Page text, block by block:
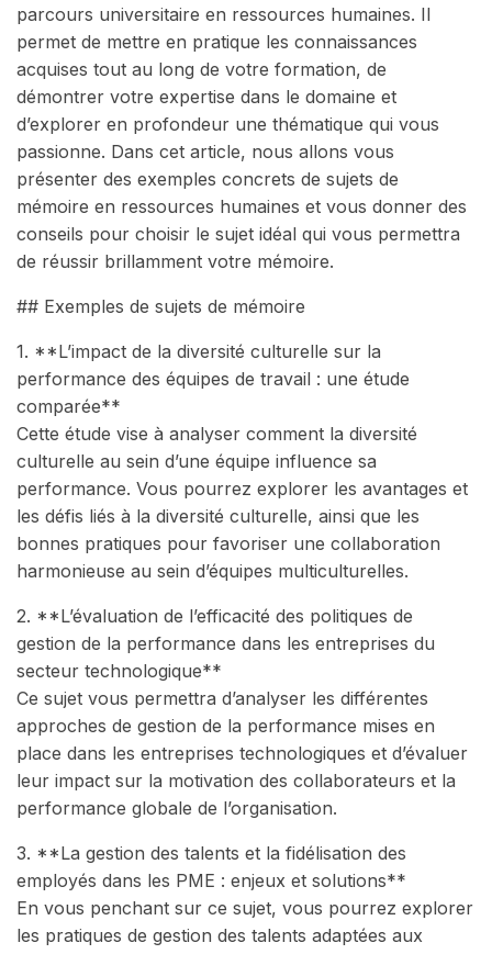
parcours universitaire en ressources humaines. Il
permet de mettre en pratique les connaissances
acquises tout au long de votre formation, de
démontrer votre expertise dans le domaine et
d’explorer en profondeur une thématique qui vous
passionne. Dans cet article, nous allons vous
présenter des exemples concrets de sujets de
mémoire en ressources humaines et vous donner des
conseils pour choisir le sujet idéal qui vous permettra
de réussir brillamment votre mémoire.
## Exemples de sujets de mémoire
1. **L’impact de la diversité culturelle sur la
performance des équipes de travail : une étude
comparée**
Cette étude vise à analyser comment la diversité
culturelle au sein d’une équipe influence sa
performance. Vous pourrez explorer les avantages et
les défis liés à la diversité culturelle, ainsi que les
bonnes pratiques pour favoriser une collaboration
harmonieuse au sein d’équipes multiculturelles.
2. **L’évaluation de l’efficacité des politiques de
gestion de la performance dans les entreprises du
secteur technologique**
Ce sujet vous permettra d’analyser les différentes
approches de gestion de la performance mises en
place dans les entreprises technologiques et d’évaluer
leur impact sur la motivation des collaborateurs et la
performance globale de l’organisation.
3. **La gestion des talents et la fidélisation des
employés dans les PME : enjeux et solutions**
En vous penchant sur ce sujet, vous pourrez explorer
les pratiques de gestion des talents adaptées aux